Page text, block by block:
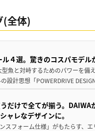
(全体)
４選。驚きのコスパモデル
型魚と対峙するためのパワーを
設計思想「POWERDRIVE
だけで全てが揃う。
ャレなデザインに。
スフォーム仕様」がもたらす、